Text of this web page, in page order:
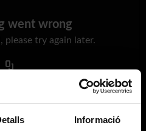
Informació
went wrong
please try again later.